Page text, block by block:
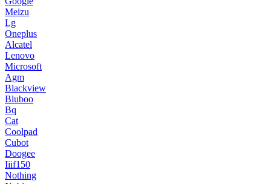
Meizu
Lg
Oneplus
Alcatel
Lenovo
Microsoft
Agm
Blackview
Bluboo
Bq
Cat
Coolpad
Cubot
Doogee
Iiif150
Nothing